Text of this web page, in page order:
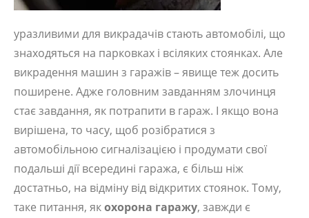
уразливими для викрадачів стають автомобілі, що
знаходяться на парковках і всіляких стоянках. Але
викрадення машин з гаражів – явище теж досить
поширене. Адже головним завданням злочинця
стає завдання, як потрапити в гараж. І якщо вона
вирішена, то часу, щоб розібратися з
автомобільною сигналізацією і продумати свої
подальші дії всередині гаража, є більш ніж
достатньо, на відміну від відкритих стоянок. Тому,
таке питання, якохорона гаражу, завжди є